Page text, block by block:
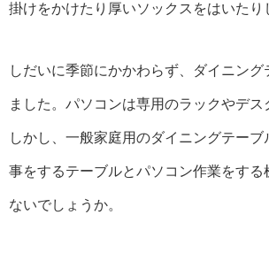
掛けをかけたり厚いソックスをはいたり
しだいに季節にかかわらず、ダイニン
ました。パソコンは専用のラックやデ
しかし、一般家庭用のダイニングテー
事をするテーブルとパソコン作業をす
ないでしょうか。